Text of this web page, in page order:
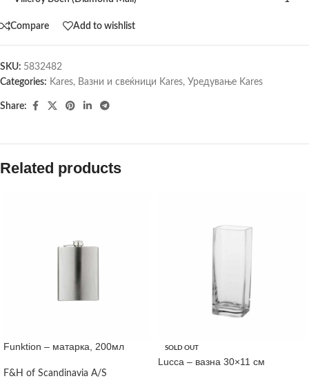
Compare Add to wishlist
SKU: 5832482
Categories: Kares, Вазни и свеќници Kares, Уредување Kares
Share:
Related products
Funktion – матарка, 200мл
F&H of Scandinavia A/S
SOLD OUT
Lucca – вазна 30×11 см